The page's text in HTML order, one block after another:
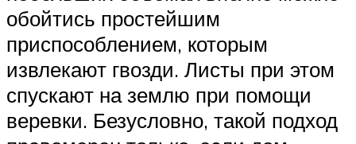
обойтись простейшим
приспособлением, которым
извлекают гвозди. Листы при этом
спускают на землю при помощи
веревки. Безусловно, такой подход